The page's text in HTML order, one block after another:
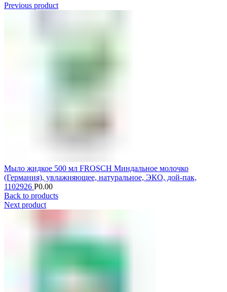
Previous product
Мыло жидкое 500 мл FROSCH Миндальное молочко
(Германия), увлажняющее, натуральное, ЭКО, дой-пак,
1102926 Р0.00
Back to products
Next product